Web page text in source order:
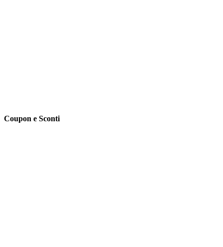
Coupon e Sconti